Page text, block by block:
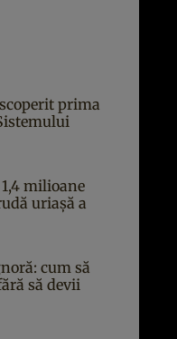
prima
milioane
uriașă a
cum să
să devii